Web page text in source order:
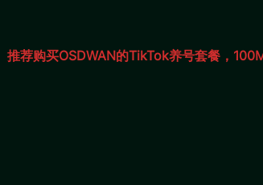
推荐购买OSDWAN的TikTok养号套餐，